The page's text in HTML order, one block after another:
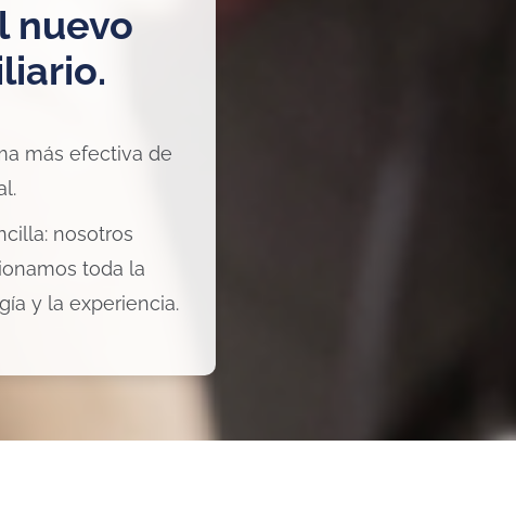
nuevo
más efectiva de
nosotros
toda la
y la experiencia.